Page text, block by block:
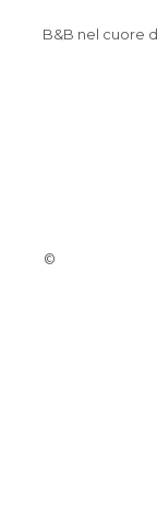
B&B nel cuore
©